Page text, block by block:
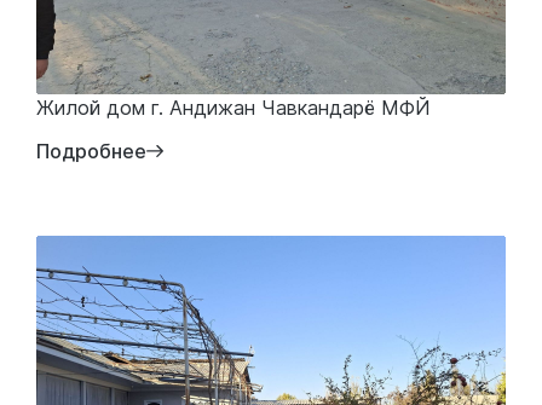
Жилой дом г. Андижан Чавкандарё МФЙ
Подробнее